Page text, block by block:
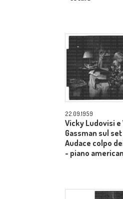
22.09.1959
Vicky Ludovisi
Gassman sul
Audace colpo
- piano